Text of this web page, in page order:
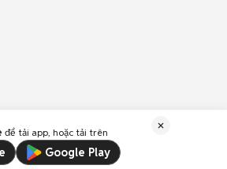
để tải app, hoặc tải trên
Google Play